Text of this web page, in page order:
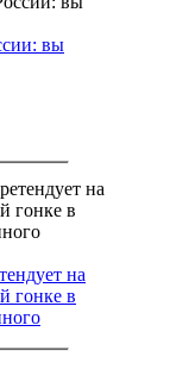
вы
на
гонке в